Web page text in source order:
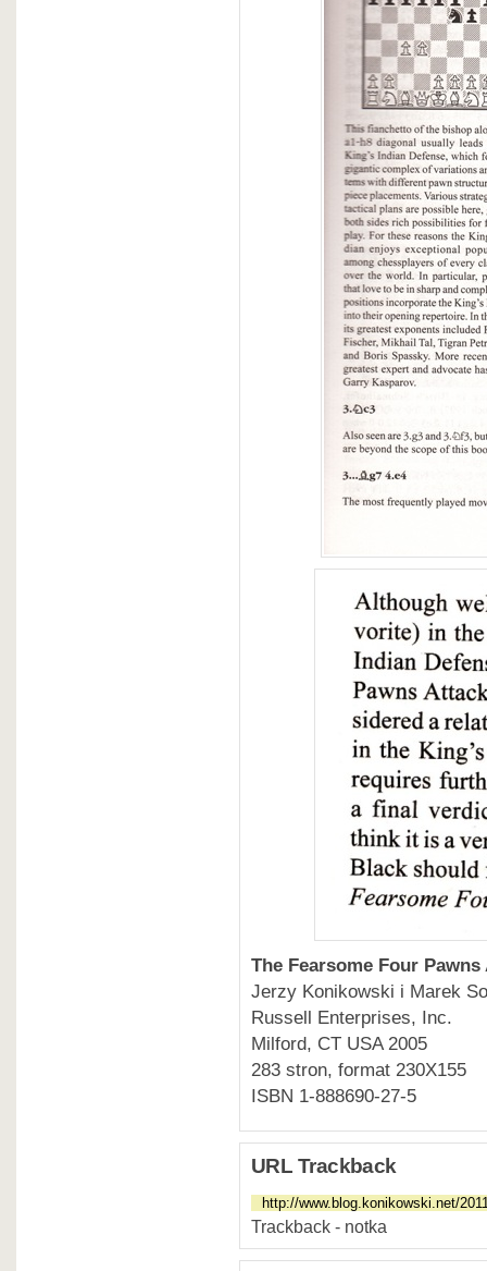
The Fearsome Four Pawns
Jerzy Konikowski i Marek
Russell Enterprises, Inc.
Milford, CT USA 2005
283 stron, format 230X155
ISBN 1-888690-27-5
URL Trackback
Trackback - notka